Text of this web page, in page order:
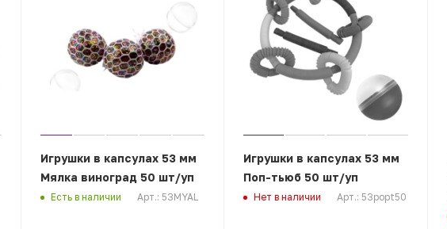
Игрушки в капсулах 53 мм
Мялка виноград 50 шт/уп
Есть в наличии Арт.: 53MYAL
Игрушки в капсулах 53 мм
Поп-тьюб 50 шт/уп
Нет в наличии Арт.: 53popt50